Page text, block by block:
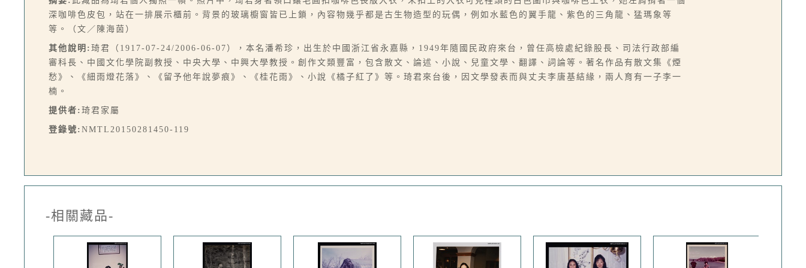
深咖啡色皮包，站在一排展示櫃前。背景的玻璃櫥窗皆已上鎖，內容物幾乎都是古生物造型的玩偶，例如水藍色的翼手龍、紫色的三角龍、猛瑪象等
等。（文／陳海茵）
其他說明: 琦君（1917-07-24/2006-06-07），本名潘希珍，出生於中國浙江省永嘉縣，1949年隨國民政府來台，曾任高檢處紀錄股長、司法行政部編
審科長、中國文化學院副教授、中央大學、中興大學教授。創作文類豐富，包含散文、論述、小說、兒童文學、翻譯、詞論等。著名作品有散文集《煙
愁》、《細雨燈花落》、《留予他年說夢痕》、《桂花雨》、小說《橘子紅了》等。琦君來台後，因文學發表而與丈夫李唐基結緣，兩人育有一子李一
楠。
提供者: 琦君家屬
登錄號: NMTL20150281450-119
-相關藏品-